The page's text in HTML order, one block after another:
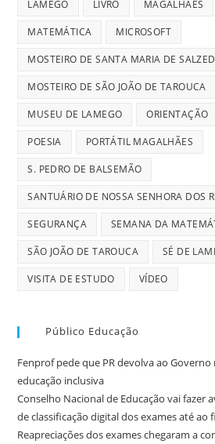
LAMEGO LIVRO MAGALHÃES
MATEMÁTICA MICROSOFT
MOSTEIRO DE SANTA MARIA DE
MOSTEIRO DE SÃO JOÃO DE TAROUCA
MUSEU DE LAMEGO ORIENTAÇÃO
POESIA PORTÁTIL MAGALHÃES
S. PEDRO DE BALSEMÃO
SANTUÁRIO DE NOSSA SENHORA DOS
SEGURANÇA SEMANA DA
SÃO JOÃO DE TAROUCA SÉ DE
VISITA DE ESTUDO VÍDEO
Público Educação
Fenprof pede que PR devolva ao Governo
educação inclusiva
Conselho Nacional de Educação vai fazer
de classificação digital dos exames até ao
Reapreciações dos exames chegaram a